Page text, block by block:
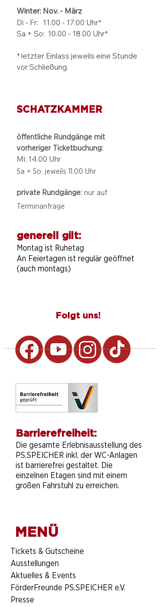
Winter: Nov. - März
Di - Fr: 11.00 - 17.00 Uhr*
Sa + So: 10.00 - 18.00 Uhr*
* letzter Einlass jeweils eine Stunde
vor Schließung.
SCHATZKAMMER
öffentliche Rundgänge mit
vorheriger Ticketbuchung:
Mi: 14.00 Uhr
Sa + So: jeweils 11.00 Uhr
private Rundgänge: nur auf
Terminanfrage
generell gilt:
Montag ist Ruhetag
An Feiertagen ist regulär geöffnet
(auch montags)
Folgt uns!
Barrierefreiheit:
Die gesamte Erlebnisausstellung des
PS.SPEICHER inkl. der WC-Anlagen
ist barrierefrei gestaltet. Die
einzelnen Etagen sind mit einem
großen Fahrstuhl zu erreichen.
MENÜ
​Tickets & Gutscheine
Ausstellungen
Aktuelles & Events
FörderFreunde PS.SPEICHER e.V.
Presse